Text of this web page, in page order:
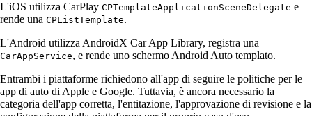
L'iOS utilizza CarPlay CPTemplateApplicationSceneDelegate e
rende una CPListTemplate.
L'Android utilizza AndroidX Car App Library, registra una
CarAppService, e rende uno schermo Android Auto templato.
Entrambi i piattaforme richiedono all'app di seguire le politiche per le
app di auto di Apple e Google. Tuttavia, è ancora necessario la
categoria dell'app corretta, l'entitazione, l'approvazione di revisione e la